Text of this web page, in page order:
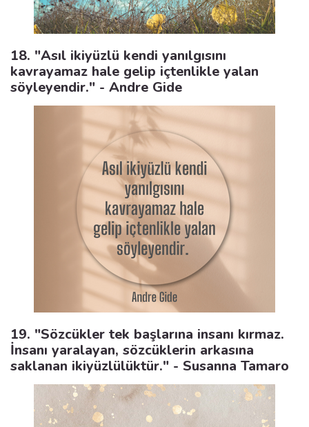
18. "Asıl ikiyüzlü kendi yanılgısını
kavrayamaz hale gelip içtenlikle yalan
söyleyendir." - Andre Gide
19. "Sözcükler tek başlarına insanı kırmaz.
İnsanı yaralayan, sözcüklerin arkasına
saklanan ikiyüzlülüktür." - Susanna Tamaro